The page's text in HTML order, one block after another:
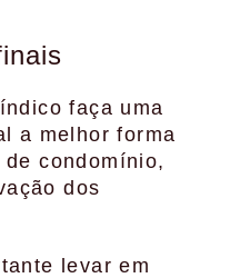
faça uma
a melhor forma
condomínio,
dos
levar em